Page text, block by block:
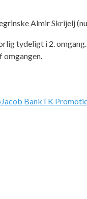
Almir Skrijelj
tydeligt i 2.
Jacob BankTK